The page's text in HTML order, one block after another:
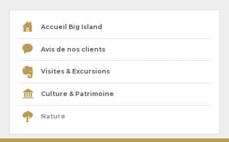
Accueil Big Island
Avis de nos clients
Visites & Excursions
Culture & Patrimoine
Nature